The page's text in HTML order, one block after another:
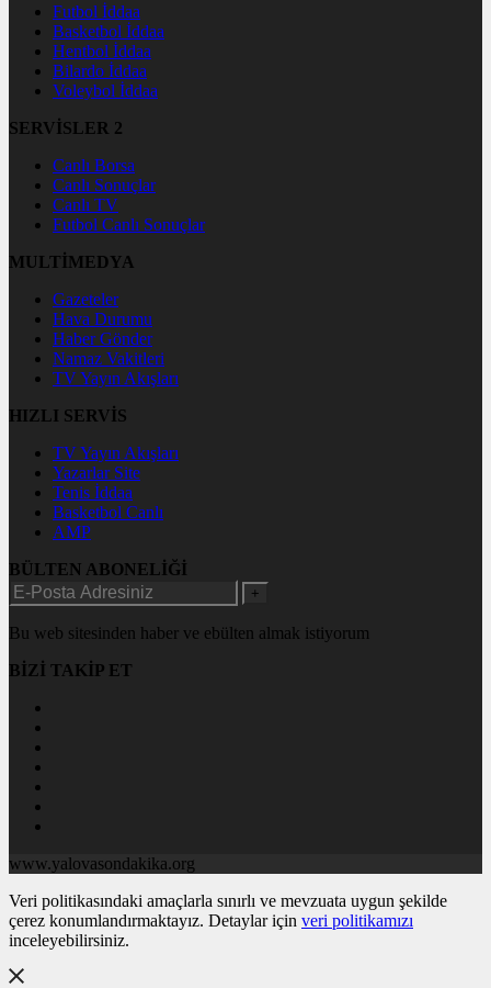
Futbol İddaa
Basketbol İddaa
Hentbol İddaa
Bilardo İddaa
Voleybol İddaa
SERVİSLER 2
Canlı Borsa
Canlı Sonuçlar
Canlı TV
Futbol Canlı Sonuçlar
MULTİMEDYA
Gazeteler
Hava Durumu
Haber Gönder
Namaz Vakitleri
TV Yayın Akışları
HIZLI SERVİS
TV Yayın Akışları
Yazarlar Site
Tenis İddaa
Basketbol Canlı
AMP
BÜLTEN ABONELİĞİ
+
Bu web sitesinden haber ve ebülten almak istiyorum
BİZİ TAKİP ET
www.yalovasondakika.org
Veri politikasındaki amaçlarla sınırlı ve mevzuata uygun şekilde
çerez konumlandırmaktayız. Detaylar için veri politikamızı
inceleyebilirsiniz.